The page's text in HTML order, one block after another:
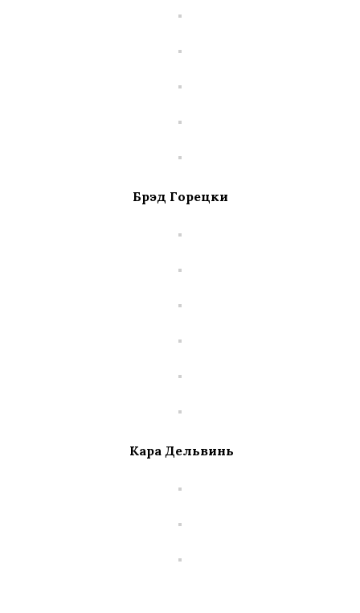
Брэд Горецки
Кара Дельвинь